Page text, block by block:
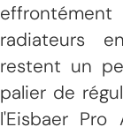
radiateurs
restent un
palier de
l'Eisbaer